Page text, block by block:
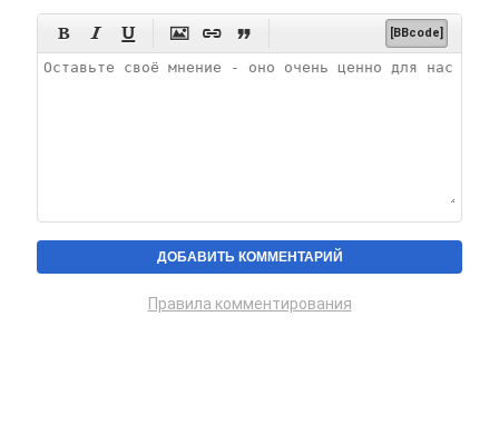
      [BBcode]
Правила комментирования